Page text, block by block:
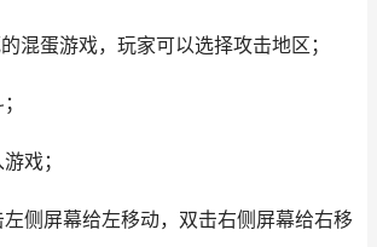
混蛋游戏，玩家可以选择攻击地区；
戏；
侧屏幕给左移动，双击右侧屏幕给右移